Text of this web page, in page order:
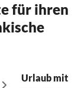
für ihren
Urlaub mit